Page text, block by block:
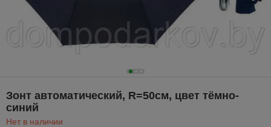
Зонт автоматический, R=50см, цвет тёмно-
синий
Нет в наличии